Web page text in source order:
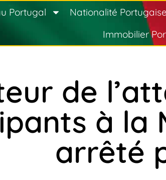
Portugal Nationalité Portugaise
Immobilier
de
à la
arrêté